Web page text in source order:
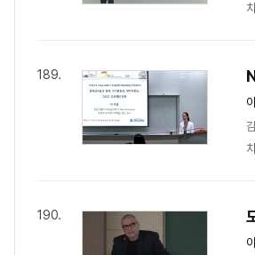
189.
190.